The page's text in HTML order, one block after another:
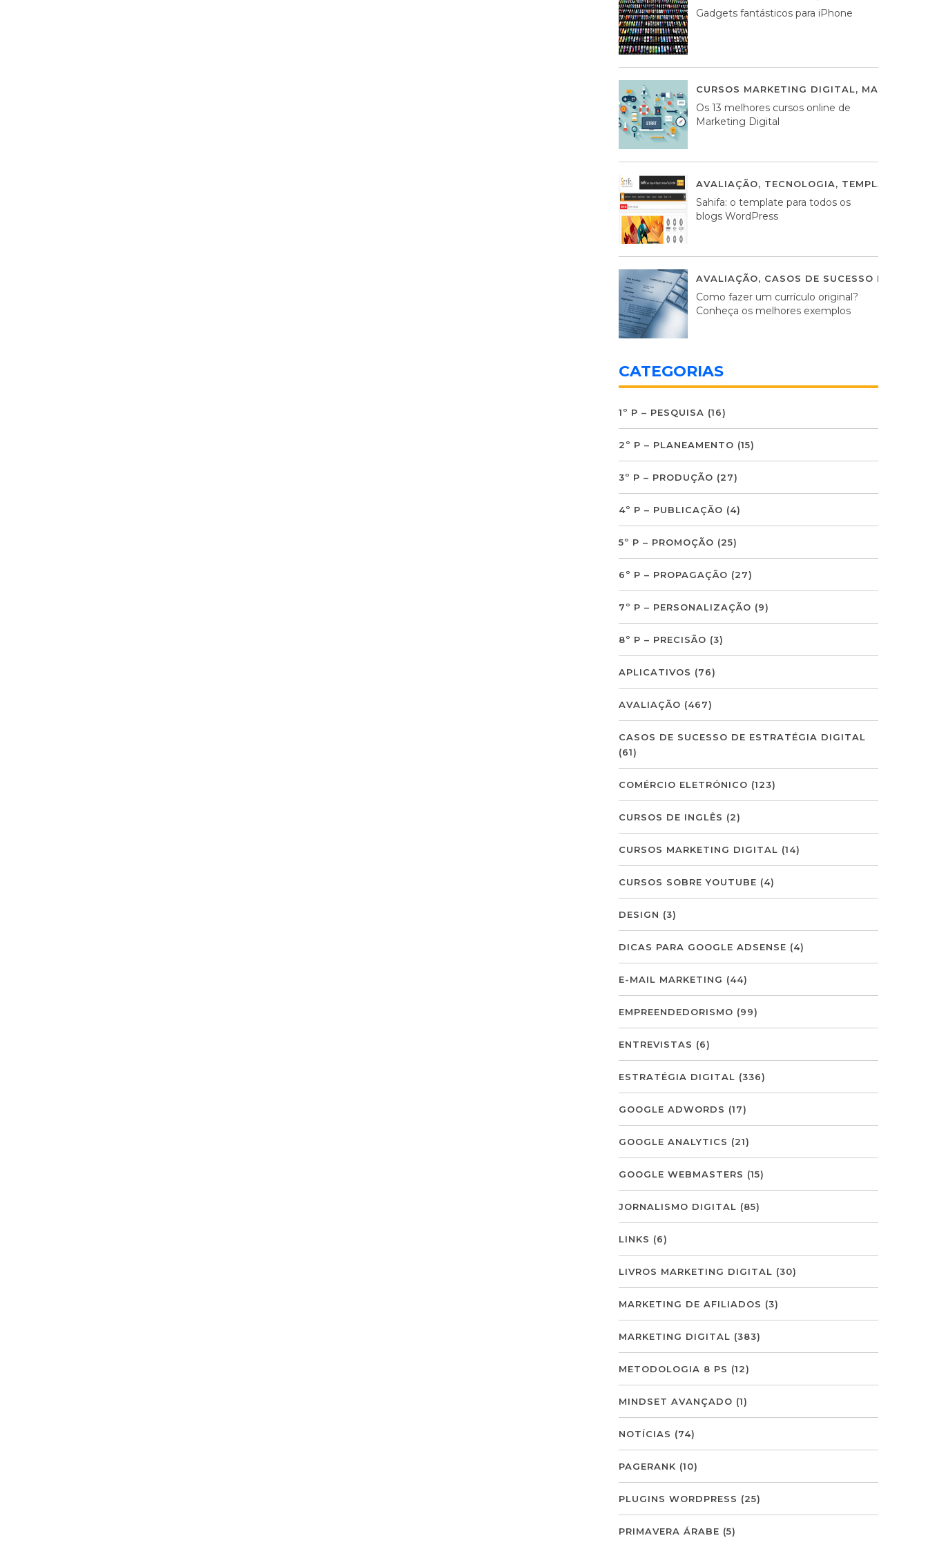
Gadgets fantásticos para iPhone
CURSOS MARKETING DIGITAL,
Os 13 melhores cursos online de
Marketing Digital
AVALIAÇÃO, TECNOLOGIA, TEMPLATES
Sahifa: o template para todos os
blogs WordPress
AVALIAÇÃO, CASOS DE SUCESSO DE
Como fazer um currículo original?
Conheça os melhores exemplos
CATEGORIAS
1º P – PESQUISA (16)
2º P – PLANEAMENTO (15)
3º P – PRODUÇÃO (27)
4º P – PUBLICAÇÃO (4)
5º P – PROMOÇÃO (25)
6º P – PROPAGAÇÃO (27)
7º P – PERSONALIZAÇÃO (9)
8º P – PRECISÃO (3)
APLICATIVOS (76)
AVALIAÇÃO (467)
CASOS DE SUCESSO DE ESTRATÉGIA DIGITAL
(61)
COMÉRCIO ELETRÓNICO (123)
CURSOS DE INGLÊS (2)
CURSOS MARKETING DIGITAL (14)
CURSOS SOBRE YOUTUBE (4)
DESIGN (3)
DICAS PARA GOOGLE ADSENSE (4)
E-MAIL MARKETING (44)
EMPREENDEDORISMO (99)
ENTREVISTAS (6)
ESTRATÉGIA DIGITAL (336)
GOOGLE ADWORDS (17)
GOOGLE ANALYTICS (21)
GOOGLE WEBMASTERS (15)
JORNALISMO DIGITAL (85)
LINKS (6)
LIVROS MARKETING DIGITAL (30)
MARKETING DE AFILIADOS (3)
MARKETING DIGITAL (383)
METODOLOGIA 8 PS (12)
MINDSET AVANÇADO (1)
NOTÍCIAS (74)
PAGERANK (10)
PLUGINS WORDPRESS (25)
PRIMAVERA ÁRABE (5)